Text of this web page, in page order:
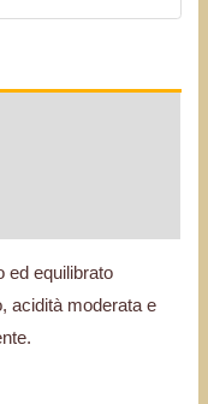
ed equilibrato
acidità moderata e